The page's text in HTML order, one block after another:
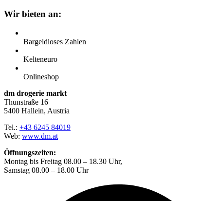
Wir bieten an:
Bargeldloses Zahlen
Kelteneuro
Onlineshop
dm drogerie markt
Thunstraße 16
5400 Hallein, Austria
Tel.: +43 6245 84019
Web: www.dm.at
Öffnungszeiten:
Montag bis Freitag 08.00 – 18.30 Uhr,
Samstag 08.00 – 18.00 Uhr